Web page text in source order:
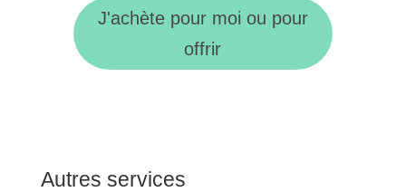
J'achète pour moi ou pour
offrir
Autres services